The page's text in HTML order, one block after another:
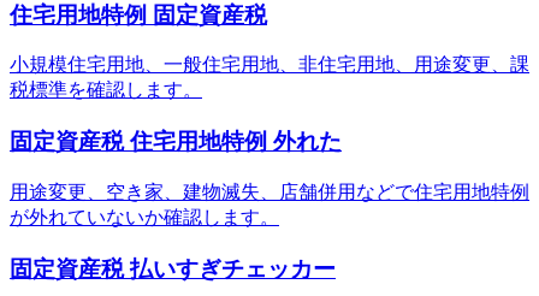
住宅用地特例 固定資産税
小規模住宅用地、一般住宅用地、非住宅用地、用途変更、課
税標準を確認します。
固定資産税 住宅用地特例 外れた
用途変更、空き家、建物滅失、店舗併用などで住宅用地特例
が外れていないか確認します。
固定資産税 払いすぎチェッカー